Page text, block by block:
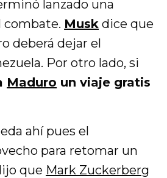
lanzado una
combate. Musk dice que
deberá dejar el
Por otro lado, si
Maduro un viaje gratis
ahí pues el
para retomar un
que Mark Zuckerberg